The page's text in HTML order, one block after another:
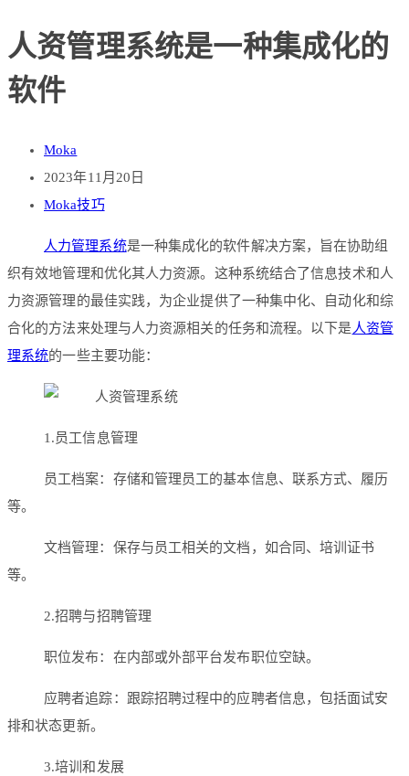
人资管理系统是一种集成化的
软件
Moka
2023年11月20日
Moka技巧
人力管理系统是一种集成化的软件解决方案，旨在协助组
织有效地管理和优化其人力资源。这种系统结合了信息技术和人
力资源管理的最佳实践，为企业提供了一种集中化、自动化和综
合化的方法来处理与人力资源相关的任务和流程。以下是人资管
理系统的一些主要功能：
1.员工信息管理
员工档案：存储和管理员工的基本信息、联系方式、履历
等。
文档管理：保存与员工相关的文档，如合同、培训证书
等。
2.招聘与招聘管理
职位发布：在内部或外部平台发布职位空缺。
应聘者追踪：跟踪招聘过程中的应聘者信息，包括面试安
排和状态更新。
3.培训和发展